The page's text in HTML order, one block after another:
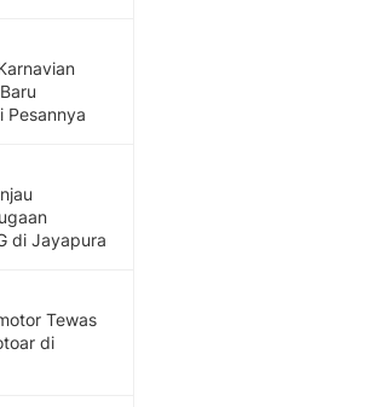
Pesannya
di Jayapura
Tewas
di